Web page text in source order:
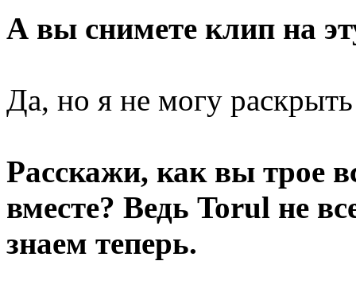
А вы снимете клип на
Да, но я не могу раскрыть
Расскажи, как вы трое
вместе? Ведь Torul не
знаем теперь.